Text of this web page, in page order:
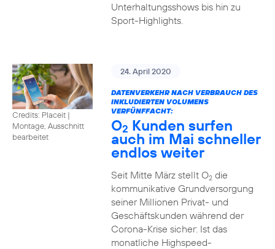
Unterhaltungsshows bis hin zu
Sport-Highlights.
Credits: Placeit |
Montage, Ausschnitt
bearbeitet
24. April 2020
DATENVERKEHR NACH VERBRAUCH DES
INKLUDIERTEN VOLUMENS
VERFÜNFFACHT:
O2 Kunden surfen
auch im Mai schneller
endlos weiter
Seit Mitte März stellt O2die
kommunikative Grundversorgung
seiner Millionen Privat- und
Geschäftskunden während der
Corona-Krise sicher: Ist das
monatliche Highspeed-